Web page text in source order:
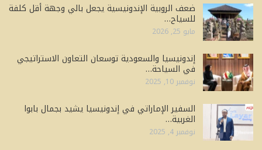
ضعف الروبية الإندونيسية يجعل بالي وجهة أقل كلفة
للسياح…
مايو 25, 2026
إندونيسيا والسعودية توسعان التعاون الاستراتيجي
في السياحة…
نوفمبر 10, 2025
السفير الإماراتي في إندونيسيا يشيد بجمال بابوا
الغربية…
نوفمبر 4, 2025